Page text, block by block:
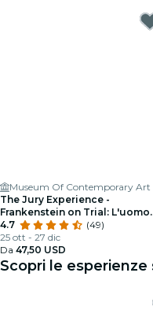
The Jury Experience -
Frankenstein on Trial: L'uomo
che sfidò Dio: Chicago farà
giustizia?
4.7
(49)
25 ott - 27 dic
Da 47,50 USD
Scopri le esperienze